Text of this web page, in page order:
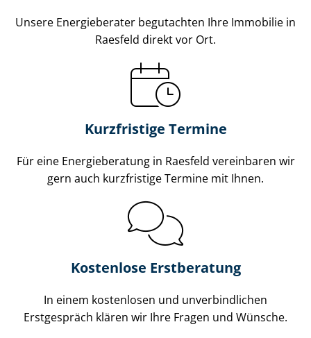
Unsere Energieberater begutachten Ihre Immobilie in
Raesfeld direkt vor Ort.
Kurzfristige Termine
Für eine Energieberatung in Raesfeld vereinbaren wir
gern auch kurzfristige Termine mit Ihnen.
Kostenlose Erstberatung
In einem kostenlosen und unverbindlichen
Erstgespräch klären wir Ihre Fragen und Wünsche.